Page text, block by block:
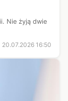
Nie żyją dwie
20.07.2026 16:50